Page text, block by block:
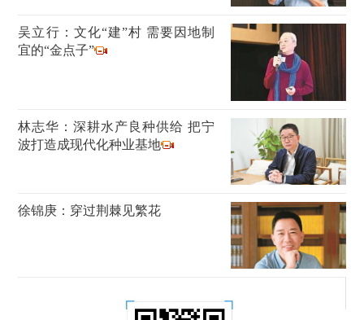
吴立行：文化“建”村 需要因地制
宜的“金点子”
林志华：深耕水产良种供给 把宁
波打造成现代化种业基地
徐锦庚：穿过荆棘见繁花